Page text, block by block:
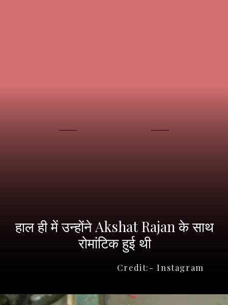
Credit:- Instagram
हाल ही में उन्होंने Akshat Rajan के साथ
रोमांटिक हुई थी